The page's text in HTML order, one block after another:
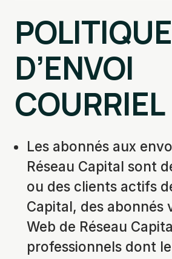
POLITIQUE
D’ENVOI
COURRIEL
Les abonnés aux
Réseau Capital sont
ou des clients actifs
Capital, des abonnés
Web de Réseau
professionnels dont